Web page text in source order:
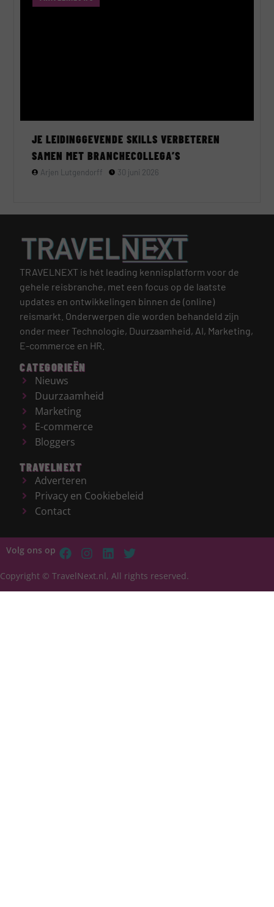
JE LEIDINGGEVENDE SKILLS VERBETEREN
SAMEN MET BRANCHECOLLEGA’S
Arjen Lutgendorff 30 juni 2026
TRAVELNEXT is hét leading kennisplatform voor de
gehele reisbranche, met een focus op de laatste
updates en ontwikkelingen binnen de (online)
reismarkt. Onderwerpen die worden behandeld zijn
onder meer Technologie, Duurzaamheid, AI, Marketing,
E-commerce en HR.
CATEGORIEËN
Nieuws
Duurzaamheid
Marketing
E-commerce
Bloggers
TRAVELNEXT
Adverteren
Privacy en Cookiebeleid
Contact
Volg ons op
Copyright © TravelNext.nl, All rights reserved.